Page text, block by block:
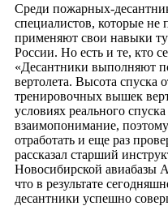
Среди пожарных-
специалистов, которые
применяют свои навыки
России. Но есть и те, кто
«Десантники выполняют
вертолета. Высота спуска
тренировочных вышек
условиях реального
взаимопонимание,
отработать и еще раз
рассказал старший
Новосибирской авиабазы
что в результате
десантники успешно